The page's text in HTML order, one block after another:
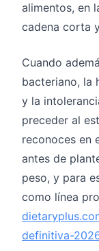
alimentos, en
cadena corta
Cuando
bacteriano, la
y la
preceder al
reconoces en
antes de
peso, y para
como línea
definitiva-